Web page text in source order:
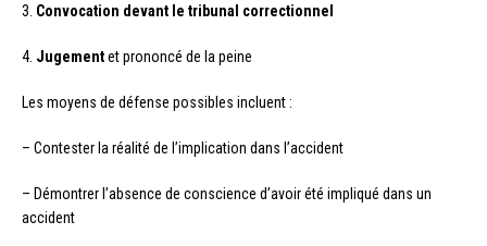
3. Convocation devant le tribunal correctionnel
4. Jugementet prononcé de la peine
Les moyens de défense possibles incluent :
– Contester la réalité de l’implication dans l’accident
– Démontrer l’absence de conscience d’avoir été impliqué dans un
accident